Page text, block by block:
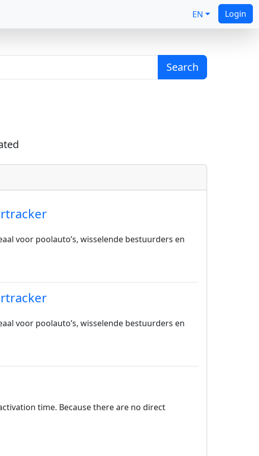
EN Login
Search
voor poolauto’s, wisselende bestuurders en
voor poolauto’s, wisselende bestuurders en
time. Because there are no direct